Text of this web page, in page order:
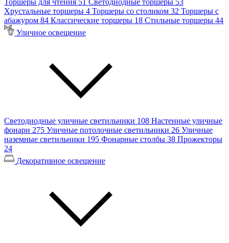
Торшеры для чтения 51 Светодиодные торшеры 53
Хрустальные торшеры 4 Торшеры со столиком 32 Торшеры с
абажуром 84 Классические торшеры 18 Стильные торшеры 44
Уличное освещение
Светодиодные уличные светильники 108 Настенные уличные
фонари 275 Уличные потолочные светильники 26 Уличные
наземные светильники 195 Фонарные столбы 38 Прожекторы
24
Декоративное освещение